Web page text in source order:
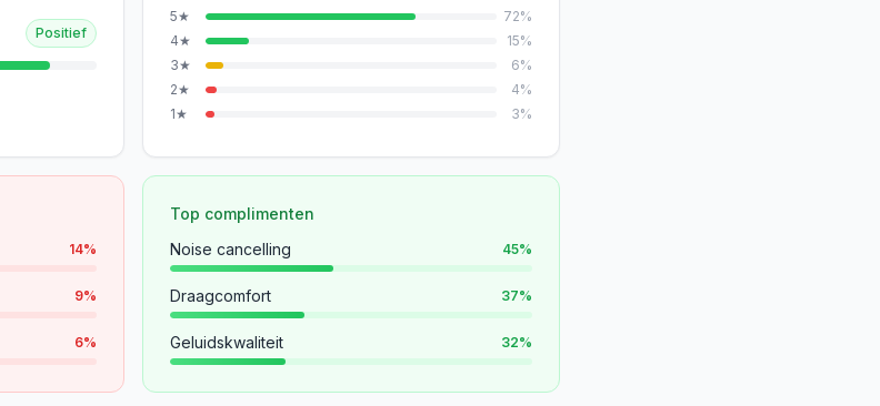
Positief
5★ 72%
4★ 15%
3★ 6%
2★ 4%
1★ 3%
14%
9%
6%
Top complimenten
Noise cancelling
45%
Draagcomfort 37%
Geluidskwaliteit 32%